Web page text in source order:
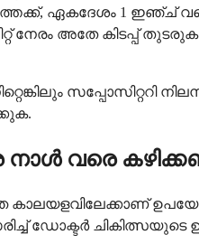
ഏകദേശം 1 ഇഞ്ച്
നേരം അതേ കിടപ്പ് തുടരുക
വരെ
ചികിത്സയുടെ